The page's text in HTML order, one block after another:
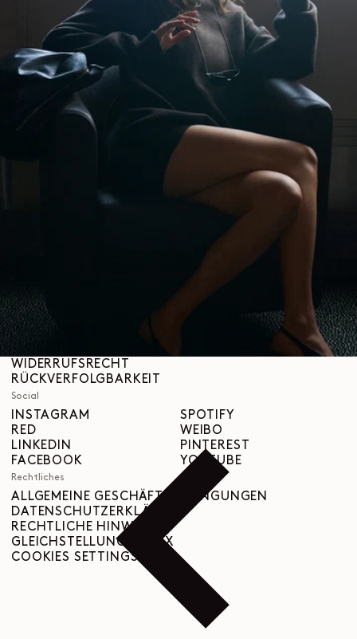
VERSAND & LIEFERUNGEN
KUNDENBETREUUNG
FAQ
WIDERRUFSRECHT
RÜCKVERFOLGBARKEIT
Social
INSTAGRAM
RED
LINKEDIN
FACEBOOK
SPOTIFY
WEIBO
PINTEREST
YOUTUBE
Rechtliches
ALLGEMEINE GESCHÄFTSBEDINGUNGEN
DATENSCHUTZERKLÄRUNG
RECHTLICHE HINWEISE
GLEICHSTELLUNGSINDEX
COOKIES SETTINGS